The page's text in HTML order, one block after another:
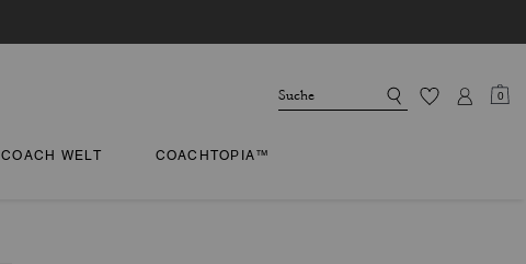
0
COACH WELT COACHTOPIA™